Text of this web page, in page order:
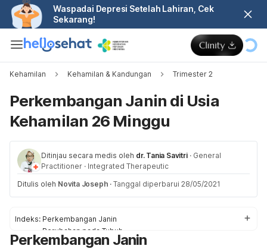
Waspadai Depresi Setelah Lahiran, Cek
Sekarang!
Kehamilan Kehamilan & Kandungan Trimester 2
Perkembangan Janin di Usia
Kehamilan 26 Minggu
Ditinjau secara medis oleh dr. Tania Savitri · General
Practitioner · Integrated Therapeutic
Ditulis oleh Novita Joseph · Tanggal diperbarui 28/05/2021
Indeks: Perkembangan Janin
Perubahan pada Tubuh
Kunjungan ke Dokter/Bidan
Perkembangan Janin